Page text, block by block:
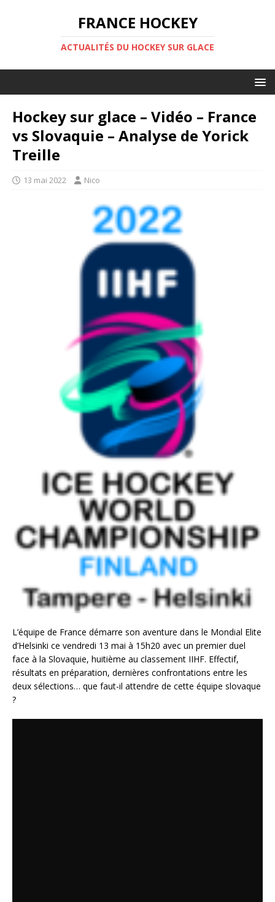
FRANCE HOCKEY
ACTUALITÉS DU HOCKEY SUR GLACE
Hockey sur glace – Vidéo – France
vs Slovaquie – Analyse de Yorick
Treille
13 mai 2022 Nico
L’équipe de France démarre son aventure dans le Mondial Elite
d’Helsinki ce vendredi 13 mai à 15h20 avec un premier duel
face à la Slovaquie, huitième au classement IIHF. Effectif,
résultats en préparation, dernières confrontations entre les
deux sélections… que faut-il attendre de cette équipe slovaque
?